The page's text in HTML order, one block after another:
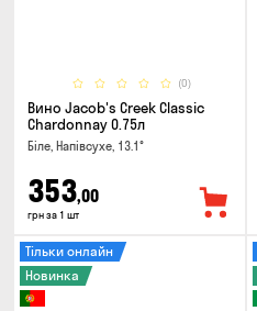
(0)
Вино Jacob's Creek Classic
Chardonnay 0.75л
Біле, Напівсухе, 13.1°
353,00
грн за 1 шт
Тільки онлайн
Новинка